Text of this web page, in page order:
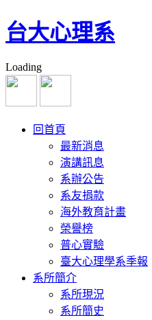
台大心理系
Loading
回首頁
最新消息
演講訊息
系辦公告
系友捐款
海外教育計畫
榮譽榜
普心實驗
臺大心理學系季報
系所簡介
系所現況
系所簡史